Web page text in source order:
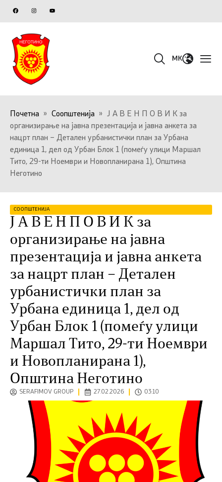
MK
Почетна » Соопштенија »
Ј А В Е Н П О В И К за
организирање на јавна презентација и јавна анкета за
нацрт план – Детален урбанистички план за Урбана
единица 1, дел од Урбан Блок 1 (помеѓу улици Маршал
Тито, 29-ти Ноември и Новопланирана 1), Општина
Неготино
СООПШТЕНИЈА
Ј А В Е Н П О В И К за
организирање на јавна
презентација и јавна анкета
за нацрт план – Детален
урбанистички план за
Урбана единица 1, дел од
Урбан Блок 1 (помеѓу улици
Маршал Тито, 29-ти Ноември
и Новопланирана 1),
Општина Неготино
SERAFIMOV GROUP 27.02.2026 03:10